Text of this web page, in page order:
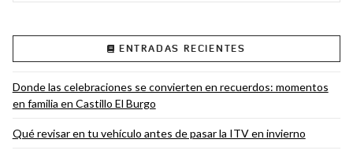
ENTRADAS RECIENTES
Donde las celebraciones se convierten en recuerdos: momentos
en familia en Castillo El Burgo
Qué revisar en tu vehículo antes de pasar la ITV en invierno